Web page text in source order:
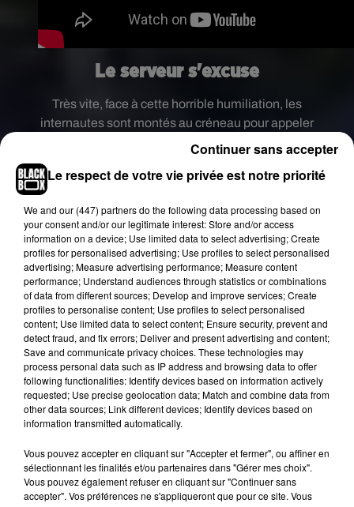
Le serveur s'excuse
Très vite, face à cette horrible humiliation, les
internautes sont montés au créneau pour appeler
au boycott de l’établissement, écrivant des
Tripadvisor. "En raison d'un événement récent
nombreux envois d'avis qui ne décrivaient pas
une expérience directe avec cet établissement,
nous avons suspendu la publication de nouveaux
avis sur cette page", a pour sa part annoncé le
célèbre site de notation.
Si un groupe d'amis a crééune cagnotte afin de
retrouver et d’aider le sans domicile fixe moqué
dans la vidéo, le fils du gérant a tenu à présenter
ses excuses. "La vidéo est hors contexte. Nous
étions sur le parking d’Intermarché avec des amis.
Nous venions de déconner en faisant des courses
de caddies, lorsque nous avons vu ce SDF. Voilà
pourquoi cette histoire de 4×4 nous a fait rire,
mais évidemment, il s’agissait d’une erreur.
C’était déplacé, irrespectueux et je le regrette
Le respect de votre vie privée est notre priorité
We and our (447) partnersdo the following data processing based on
your consent and/or our legitimate interest: Store and/or access
information on a device; Use limited data to select advertising; Create
profiles for personalised advertising; Use profiles to select personalised
advertising; Measure advertising performance; Measure content
performance; Understand audiences through statistics or combinations
of data from different sources; Develop and improve services; Create
profiles to personalise content; Use profiles to select personalised
content; Use limited data to select content; Ensure security, prevent and
detect fraud, and fix errors; Deliver and present advertising and content;
Save and communicate privacy choices. These technologies may
process personal data such as IP address and browsing data to offer
following functionalities: Identify devices based on information actively
requested; Use precise geolocation data; Match and combine data from
other data sources; Link different devices; Identify devices based on
information transmitted automatically.
Vous pouvez accepter en cliquant sur "Accepter et fermer", ou affiner en
sélectionnant les finalités et/ou partenaires dans "Gérer mes choix".
Vous pouvez également refuser en cliquant sur "Continuer sans
accepter". Vos préférences ne s'appliqueront que pour ce site. Vous
Continuer sans accepter